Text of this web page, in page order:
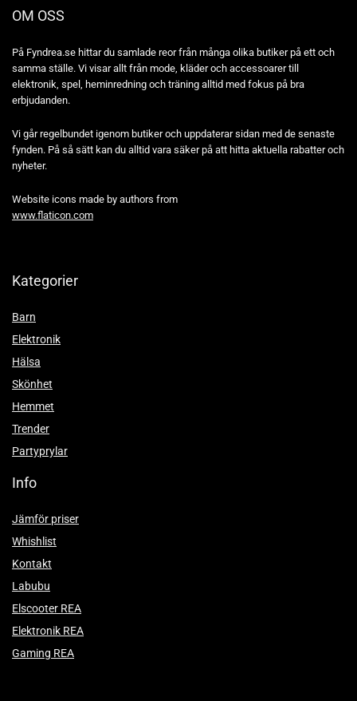
OM OSS
På Fyndrea.se hittar du samlade reor från många olika butiker på ett och
samma ställe. Vi visar allt från mode, kläder och accessoarer till
elektronik, spel, heminredning och träning alltid med fokus på bra
erbjudanden.
Vi går regelbundet igenom butiker och uppdaterar sidan med de senaste
fynden. På så sätt kan du alltid vara säker på att hitta aktuella rabatter och
nyheter.
Website icons made by authors from
www.flaticon.com
Kategorier
Barn
Elektronik
Hälsa
Skönhet
Hemmet
Trender
Partyprylar
Info
Jämför priser
Whishlist
Kontakt
Labubu
Elscooter REA
Elektronik REA
Gaming REA